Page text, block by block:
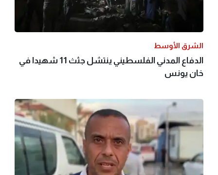
الشرق الأوسط
الدفاع المدني الفلسطيني ينتشل جثث 11 شهيدا في
خان يونس